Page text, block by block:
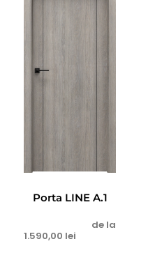
Porta LINE A.1
de la
1.590,00 lei